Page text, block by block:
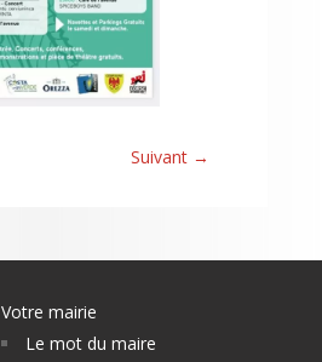
Suivant →
Votre mairie
Le mot du maire